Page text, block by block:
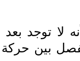
3/10 حاليًا، لأنه لا
بين